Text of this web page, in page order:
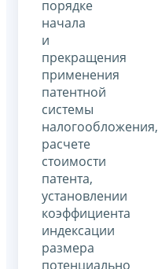
порядке
начала
и
прекращения
применения
патентной
системы
налогообложения,
расчете
стоимости
патента,
установлении
коэффициента
индексации
размера
потенциально